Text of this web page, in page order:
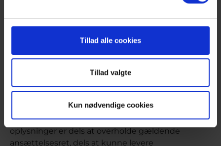
Tillad alle cookies
Tillad valgte
Kun nødvendige cookies
databeskyttelsesforordningen.
Gymnasiet vil i forbindelse med din ansættelse
registrere bestemte personoplysninger om dig.
Behandlingen sker med hjemmel i
Databeskyttelsesforordningen (art. 6, stk. 1, litra c).
Formålet med behandlingen af dine personlige
oplysninger er dels at overholde gældende
ansættelsesret, dels at kunne levere